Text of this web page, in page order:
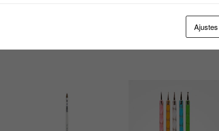
SILVER / PLATEADO / PLATA, WHITE /BLANCO
Ajustes